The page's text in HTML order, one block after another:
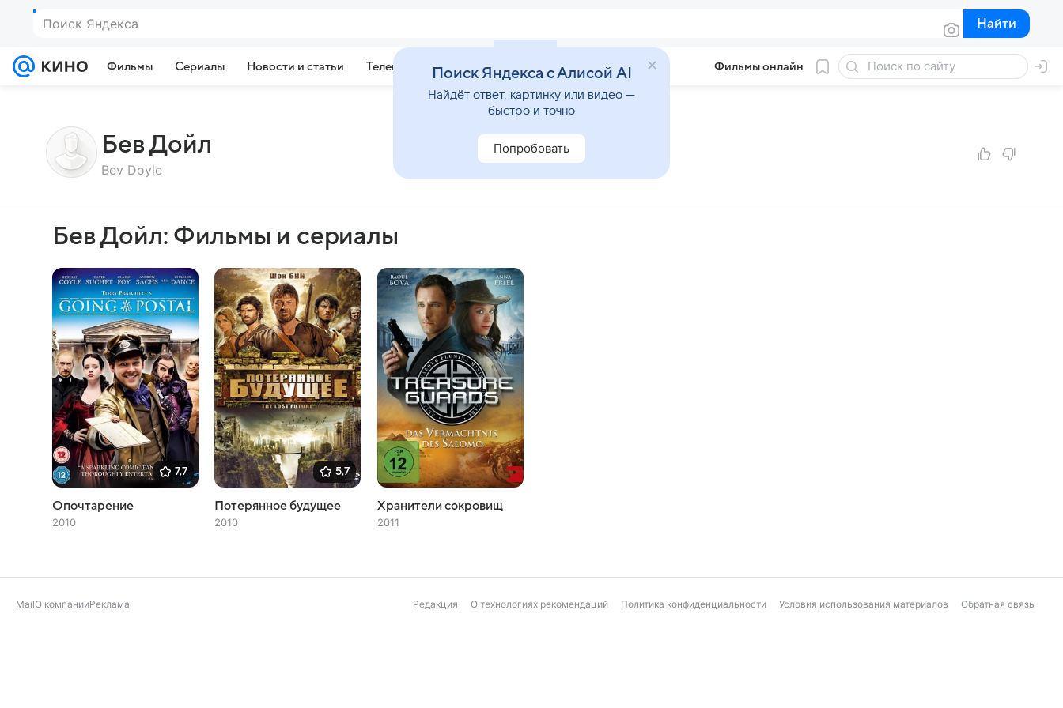
Поиск Яндекса Найти
Найти
Фильмы Сериалы Новости и статьи Телепрограмма Звезды Фильмы онлайн
Бев Дойл
Bev Doyle
Бев Дойл: Фильмы и сериалы
7,7
Опочтарение
2010
5,7
Потерянное будущее
2010
Хранители сокровищ
2011
MailО компанииРеклама Редакция О технологиях рекомендаций Политика конфиденциальности Условия использования материалов Обратная связь
Поиск Яндекса с Алисой AI
Найдёт ответ, картинку или видео —
быстро и точно
Попробовать